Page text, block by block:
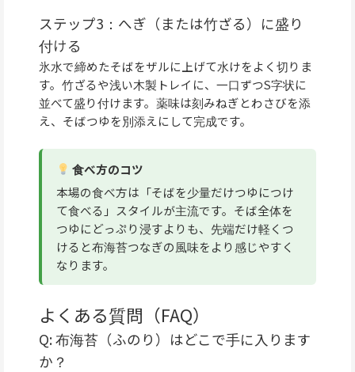
ステップ3：へぎ（または竹ざる）に盛り
付ける
氷水で締めたそばをザルに上げて水けをよく切りま
す。竹ざるや浅い木製トレイに、一口ずつS字状に
並べて盛り付けます。薬味は刻みねぎとわさびを添
え、そばつゆを別添えにして完成です。
食べ方のコツ
本場の食べ方は「そばを少量だけつゆにつけ
て食べる」スタイルが主流です。そば全体を
つゆにどっぷり浸すよりも、先端だけ軽くつ
けると布海苔つなぎの風味をより感じやすく
なります。
よくある質問（FAQ）
Q: 布海苔（ふのり）はどこで手に入ります
か？